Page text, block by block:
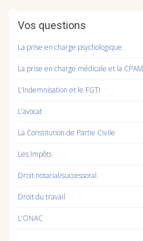
Vos questions
La prise en charge psychologique
La prise en charge médicale et la CPAM
L’Indemnisation et le FGTI
L’avocat
La Constitution de Partie Civile
Les Impôts
Droit notarial/successoral
Droit du travail
L’ONAC